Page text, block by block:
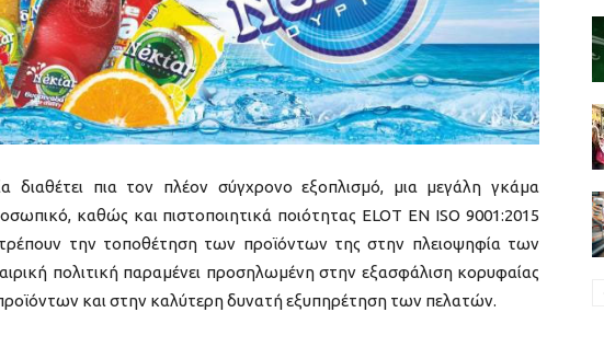
διαθέτει πια τον πλέον σύγχρονο εξοπλισμό, μια μεγάλη γκάμα
καθώς και πιστοποιητικά ποιότητας ELOT EN ISO 9001:2015
την τοποθέτηση των προϊόντων της στην πλειοψηφία των
πολιτική παραμένει προσηλωμένη στην εξασφάλιση κορυφαίας
και στην καλύτερη δυνατή εξυπηρέτηση των πελατών.